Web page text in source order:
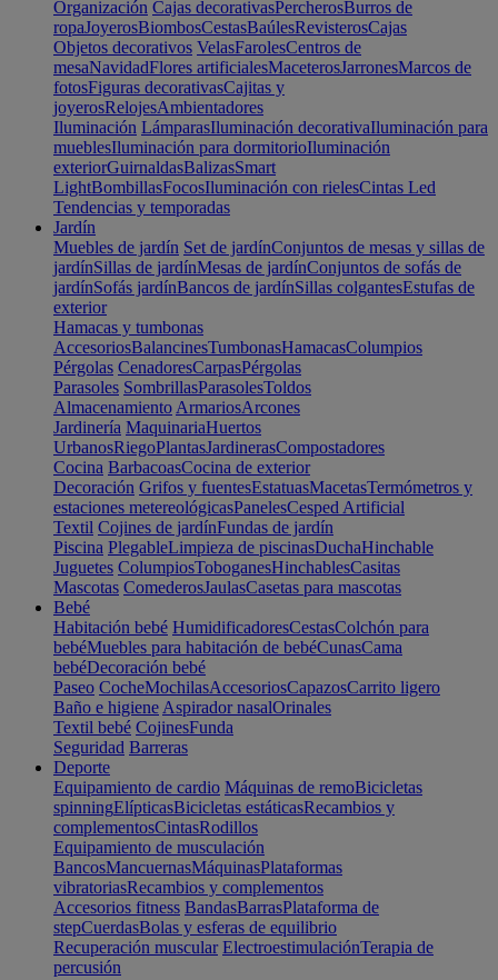
Organización Cajas decorativasPercherosBurros de
ropaJoyerosBiombosCestasBaúlesRevisterosCajas
Objetos decorativos VelasFarolesCentros de
mesaNavidadFlores artificialesMaceterosJarronesMarcos de
fotosFiguras decorativasCajitas y
joyerosRelojesAmbientadores
Iluminación LámparasIluminación decorativaIluminación para
mueblesIluminación para dormitorioIluminación
exteriorGuirnaldasBalizasSmart
LightBombillasFocosIluminación con rielesCintas Led
Tendencias y temporadas
Jardín
Muebles de jardín Set de jardínConjuntos de mesas y sillas de
jardínSillas de jardínMesas de jardínConjuntos de sofás de
jardínSofás jardínBancos de jardínSillas colgantesEstufas de
exterior
Hamacas y tumbonas
AccesoriosBalancinesTumbonasHamacasColumpios
Pérgolas CenadoresCarpasPérgolas
Parasoles SombrillasParasolesToldos
Almacenamiento ArmariosArcones
Jardinería MaquinariaHuertos
UrbanosRiegoPlantasJardinerasCompostadores
Cocina BarbacoasCocina de exterior
Decoración Grifos y fuentesEstatuasMacetasTermómetros y
estaciones metereológicasPanelesCesped Artificial
Textil Cojines de jardínFundas de jardín
Piscina PlegableLimpieza de piscinasDuchaHinchable
Juguetes ColumpiosToboganesHinchablesCasitas
Mascotas ComederosJaulasCasetas para mascotas
Bebé
Habitación bebé HumidificadoresCestasColchón para
bebéMuebles para habitación de bebéCunasCama
bebéDecoración bebé
Paseo CocheMochilasAccesoriosCapazosCarrito ligero
Baño e higiene Aspirador nasalOrinales
Textil bebé CojinesFunda
Seguridad Barreras
Deporte
Equipamiento de cardio Máquinas de remoBicicletas
spinningElípticasBicicletas estáticasRecambios y
complementosCintasRodillos
Equipamiento de musculación
BancosMancuernasMáquinasPlataformas
vibratoriasRecambios y complementos
Accesorios fitness BandasBarrasPlataforma de
stepCuerdasBolas y esferas de equilibrio
Recuperación muscular ElectroestimulaciónTerapia de
percusión